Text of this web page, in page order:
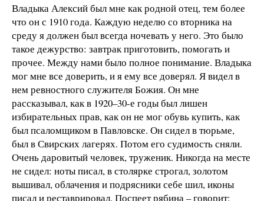
Владыка Алексий был мне как родной отец, тем более
что он с 1910 года. Каждую неделю со вторника на
среду я должен был всегда ночевать у него. Это было
такое дежурство: завтрак приготовить, помогать и
прочее. Между нами было полное понимание. Владыка
мог мне все доверить, и я ему все доверял. Я видел в
нем ревностного служителя Божия. Он мне
рассказывал, как в 1920–30-е годы был лишен
избирательных прав, как он не мог обувь купить, как
был псаломщиком в Павловске. Он сидел в тюрьме,
был в Свирских лагерях. Потом его судимость сняли.
Очень даровитый человек, труженик. Никогда на месте
не сидел: ноты писал, в столярке строгал, золотом
вышивал, облачения и подрясники себе шил, иконы
писал и реставрировал. Поспеет рябина – говорит: